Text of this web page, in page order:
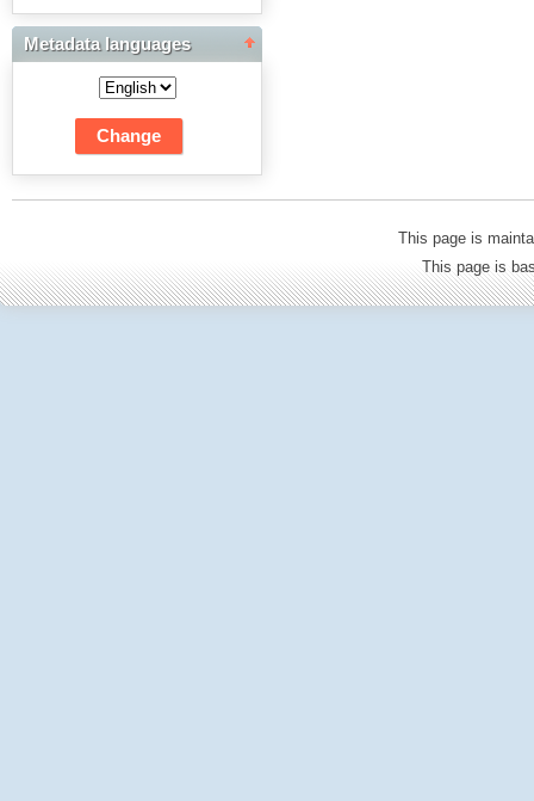
Science Project Scripts
Biuletyn Informacyjny
WSP w Częstochowie
Metadata languages
This page is
This page is